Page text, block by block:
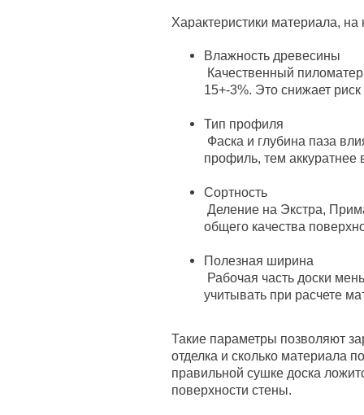
Характеристики материала,
Влажность древесины
Качественный
15+-3%. Это снижает
Тип профиля
Фаска и глубина паза
профиль, тем аккуратнее
Сортность
Деление на Экстра,
общего качества
Полезная ширина
Рабочая часть доски
учитывать при расчете
Такие параметры позволяют
отделка и сколько материала
правильной сушке доска
поверхности стены.